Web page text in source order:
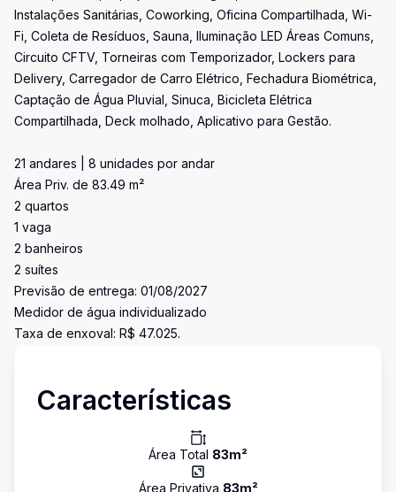
Instalações Sanitárias, Coworking, Oficina Compartilhada, Wi-
Fi, Coleta de Resíduos, Sauna, Iluminação LED Áreas Comuns,
Circuito CFTV, Torneiras com Temporizador, Lockers para
Delivery, Carregador de Carro Elétrico, Fechadura Biométrica,
Captação de Água Pluvial, Sinuca, Bicicleta Elétrica
Compartilhada, Deck molhado, Aplicativo para Gestão.
21 andares | 8 unidades por andar
Área Priv. de 83.49 m²
2 quartos
1 vaga
2 banheiros
2 suítes
Previsão de entrega: 01/08/2027
Medidor de água individualizado
Taxa de enxoval: R$ 47.025.
Características
Área Total 83m²
Área Privativa 83m²